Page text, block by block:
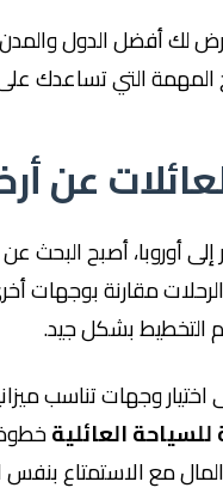
أفضل الدول والمدن
التي تساعدك على
عن
أوروبا، أصبح البحث عن
مقارنة بوجهات
التخطيط بشكل جيد.
وجهات تناسب
العائليةخطوة
مع الاستمتاع بنفس